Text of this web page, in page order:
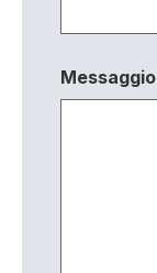
Messaggio